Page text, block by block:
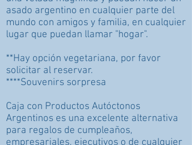
asado argentino en cualquier parte del
mundo con amigos y familia, en cualquier
lugar que puedan llamar "hogar".
**Hay opción vegetariana, por favor
solicitar al reservar.
****Souvenirs sorpresa
Caja con Productos Autóctonos
Argentinos es una excelente alternativa
para regalos de cumpleaños,
empresariales, ejecutivos o de cualquier